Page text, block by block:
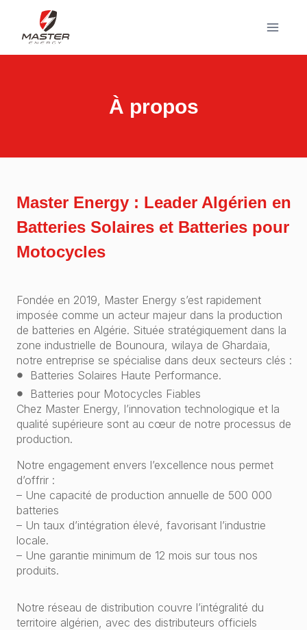
contenu
À propos
Master Energy : Leader Algérien en
Batteries Solaires et Batteries pour
Motocycles
Fondée en 2019, Master Energy s’est rapidement
imposée comme un acteur majeur dans la production
de batteries en Algérie. Située stratégiquement dans la
zone industrielle de Bounoura, wilaya de Ghardaïa,
notre entreprise se spécialise dans deux secteurs clés :
Batteries Solaires Haute Performance.
Batteries pour Motocycles Fiables
Chez Master Energy, l’innovation technologique et la
qualité supérieure sont au cœur de notre processus de
production.
Notre engagement envers l’excellence nous permet
d’offrir :
– Une capacité de production annuelle de 500 000
batteries
– Un taux d’intégration élevé, favorisant l’industrie
locale.
– Une garantie minimum de 12 mois sur tous nos
produits.
Notre réseau de distribution couvre l’intégralité du
territoire algérien, avec des distributeurs officiels